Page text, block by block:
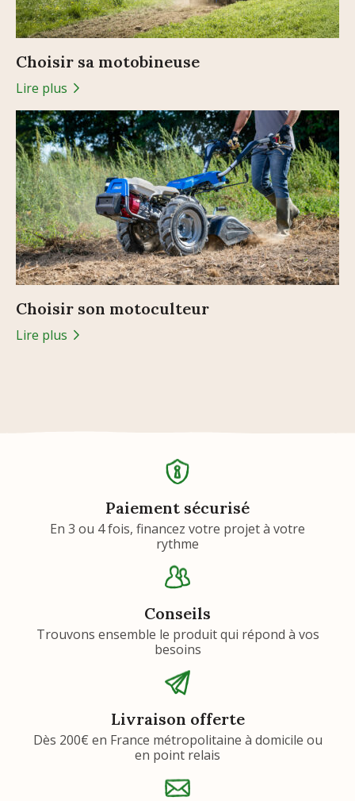
Choisir sa motobineuse
Lire plus
Choisir son motoculteur
Lire plus
Paiement sécurisé
En 3 ou 4 fois, financez votre projet à votre
rythme
Conseils
Trouvons ensemble le produit qui répond à vos
besoins
Livraison offerte
Dès 200€ en France métropolitaine à domicile ou
en point relais